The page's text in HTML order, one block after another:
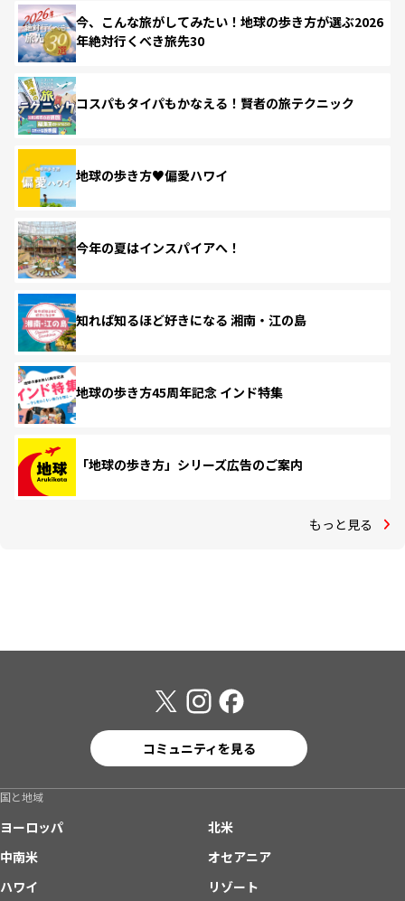
今、こんな旅がしてみたい！地球の歩き方が選ぶ2026
年絶対行くべき旅先30
コスパもタイパもかなえる！賢者の旅テクニック
地球の歩き方♥偏愛ハワイ
今年の夏はインスパイアへ！
知れば知るほど好きになる 湘南・江の島
地球の歩き方45周年記念 インド特集
「地球の歩き方」シリーズ広告のご案内
もっと見る
コミュニティを見る
国と地域
ヨーロッパ
北米
中南米
オセアニア
ハワイ
リゾート